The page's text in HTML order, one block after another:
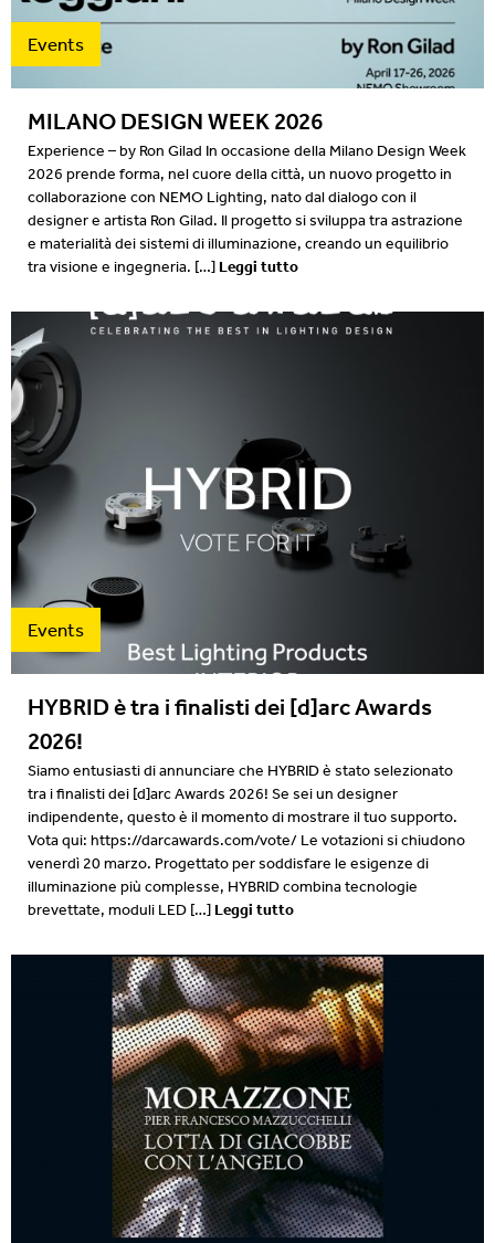
Events
MILANO DESIGN WEEK 2026
Experience – by Ron Gilad In occasione della Milano Design Week
2026 prende forma, nel cuore della città, un nuovo progetto in
collaborazione con NEMO Lighting, nato dal dialogo con il
designer e artista Ron Gilad. Il progetto si sviluppa tra astrazione
e materialità dei sistemi di illuminazione, creando un equilibrio
tra visione e ingegneria. […]Leggi tutto
Events
HYBRID è tra i finalisti dei [d]arc Awards
2026!
Siamo entusiasti di annunciare che HYBRID è stato selezionato
tra i finalisti dei [d]arc Awards 2026! Se sei un designer
indipendente, questo è il momento di mostrare il tuo supporto.
Vota qui: https://darcawards.com/vote/ Le votazioni si chiudono
venerdì 20 marzo. Progettato per soddisfare le esigenze di
illuminazione più complesse, HYBRID combina tecnologie
brevettate, moduli LED […]Leggi tutto